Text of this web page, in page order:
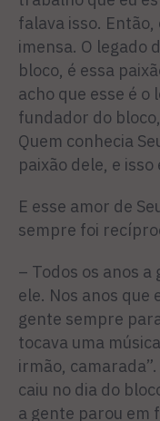
falava isso.
imensa. O legado
bloco, é essa
acho que esse é
fundador do
Quem conhecia
paixão dele, e
E esse amor de
sempre foi
– Todos os anos
ele. Nos anos que
gente sempre
tocava uma
irmão,
caiu no dia do
a gente parou em